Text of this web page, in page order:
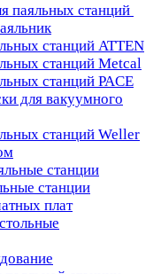
паяльных станций
станций ATTEN
станций Metcal
станций PACE
для вакуумного
станций Weller
станции
станции
плат